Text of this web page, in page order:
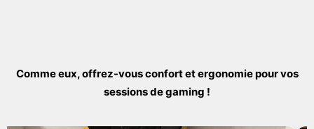
Comme eux, offrez-vous confort et ergonomie pour vos
sessions de gaming !